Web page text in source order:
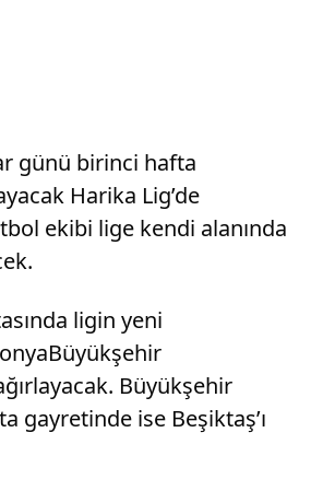
günü birinci hafta
Harika Lig’de
ekibi lige kendi alanında
ligin yeni
Büyükşehir
gayretinde ise Beşiktaş’ı